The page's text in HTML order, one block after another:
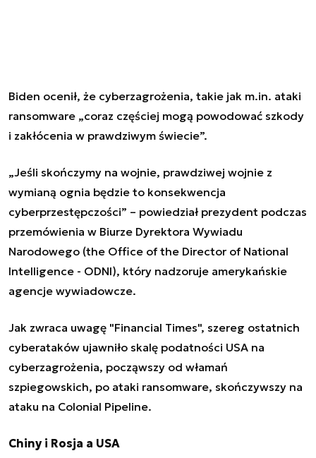
Biden ocenił, że cyberzagrożenia, takie jak m.in. ataki
ransomware „coraz częściej mogą powodować szkody
i zakłócenia w prawdziwym świecie”.
„Jeśli skończymy na wojnie, prawdziwej wojnie z
wymianą ognia będzie to konsekwencja
cyberprzestępczości” – powiedział prezydent podczas
przemówienia w Biurze Dyrektora Wywiadu
Narodowego (the Office of the Director of National
Intelligence - ODNI), który nadzoruje amerykańskie
agencje wywiadowcze.
Jak zwraca uwagę "Financial Times", szereg ostatnich
cyberataków ujawniło skalę podatności USA na
cyberzagrożenia, począwszy od włamań
szpiegowskich, po ataki ransomware, skończywszy na
ataku na Colonial Pipeline.
Chiny i Rosja a USA